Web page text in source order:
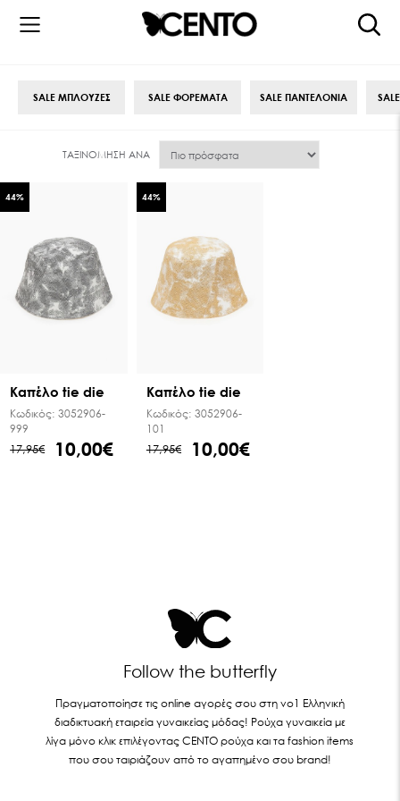
SALE ΜΠΛΟΥΖΕΣ SALE ΦΟΡΕΜΑΤΑ SALE ΠΑΝΤΕΛΟΝΙΑ
ΤΑΞΙΝΌΜΗΣΗ ΑΝΆ
44%
Kαπέλο tie die
Κωδικός: 3052906-
999
17,95€ 10,00€
44%
Kαπέλο tie die
Κωδικός: 3052906-
101
17,95€ 10,00€
Follow the butterfly
Πραγματοποίησε τις online αγορές σου στη νο1 Ελληνική
διαδικτυακή εταιρεία γυναικείας μόδας! Ρούχα γυναικεία με
λίγα μόνο κλικ επιλέγοντας CENTO ρούχα και τα fashion items
που σου ταιριάζουν από το αγαπημένο σου brand!